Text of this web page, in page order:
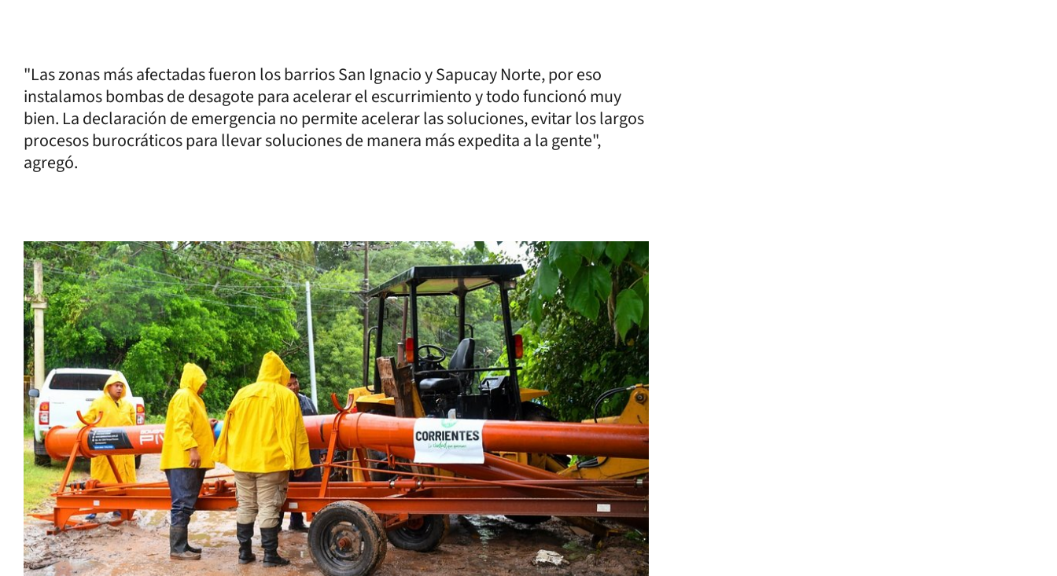
"Las zonas más afectadas fueron los barrios San Ignacio y Sapucay Norte, por eso
instalamos bombas de desagote para acelerar el escurrimiento y todo funcionó muy
bien. La declaración de emergencia no permite acelerar las soluciones, evitar los largos
procesos burocráticos para llevar soluciones de manera más expedita a la gente",
agregó.